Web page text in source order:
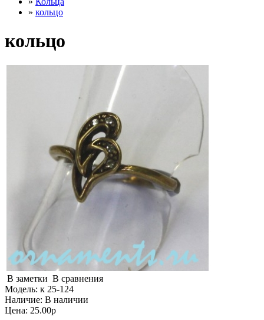
» кольцо
кольцо
В заметки В сравнения
Модель: к 25-124
Наличие: В наличии
Цена: 25.00р